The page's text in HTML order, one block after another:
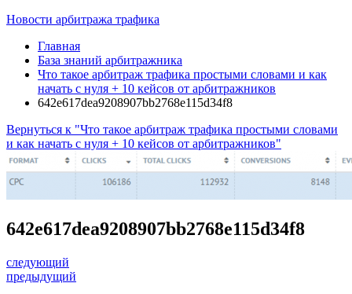
Новости арбитража трафика
Главная
База знаний арбитражника
Что такое арбитраж трафика простыми словами и как
начать с нуля + 10 кейсов от арбитражников
642e617dea9208907bb2768e115d34f8
Вернуться к "Что такое арбитраж трафика простыми словами
и как начать с нуля + 10 кейсов от арбитражников"
642e617dea9208907bb2768e115d34f8
следующий
предыдущий